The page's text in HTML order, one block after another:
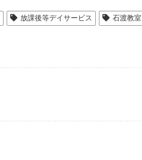
放課後等デイサービス 石渡教室